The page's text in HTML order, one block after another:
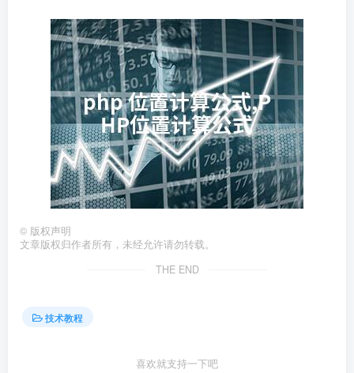
© 版权声明
文章版权归作者所有，未经允许请勿转载。
THE END
技术教程
喜欢就支持一下吧